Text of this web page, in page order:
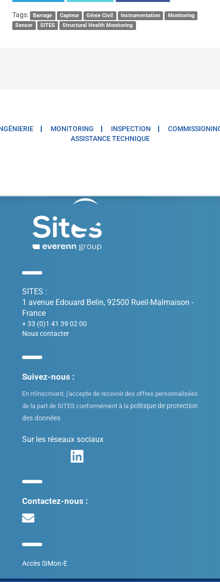
Tags: Barrage Capteur Génie Civil Instrumentation
Monitoring
Sensor
SITES Structural Health Monitoring
MONITORING INSPECTION
ASSISTANCE TECHNIQUE
SITES :
1 avenue Edouard Belin, 92500 Rueil-Malmaison -
France
+ 33 (0)1 41 39 02 00
Nous contacter
Suivez-nous :
En m'inscrivant, j'accepte de recevoir des offres personnalisées
de la part de SITES conformément à la politique de protection
des données
Sur les réseaux sociaux
Contactez-nous :
Accès SIMon-E